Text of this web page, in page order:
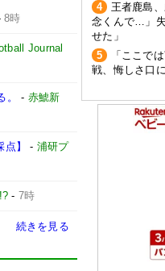
8時
Journal
- 赤鯱新
】 - 浦研プ
- 7時
続きを見る
4
王者鹿島
念くんで…」
せた」
5
「ここで
戦、悔しさ口